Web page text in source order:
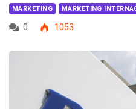
MARKETING MARKETING
0
1053